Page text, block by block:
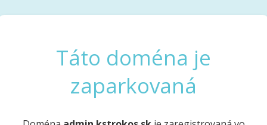
Táto doména je
zaparkovaná